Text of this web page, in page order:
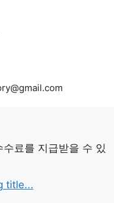
료를 지급받을 수 있
title...